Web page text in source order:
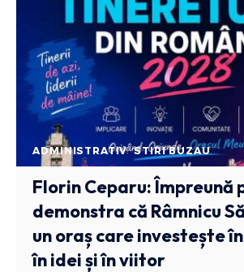
ADMINISTRATIV STIRI BUZAU
Florin Ceparu: Împreună
demonstra că Râmnicu
un oraș care investește
în idei și în viitor